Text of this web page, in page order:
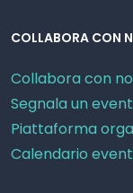
COLLABORA CON
Collabora con
Segnala un
Piattaforma
Calendario